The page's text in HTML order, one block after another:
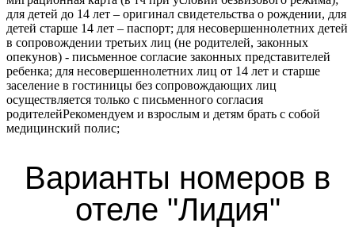
для детей до 14 лет – оригинал свидетельства о рождении, для
детей старше 14 лет – паспорт; для несовершеннолетних детей
в сопровождении третьих лиц (не родителей, законных
опекунов) - письменное согласие законных представителей
ребенка; для несовершеннолетних лиц от 14 лет и старше
заселение в гостиницы без сопровождающих лиц
осуществляется только с письменного согласия
родителейРекомендуем и взрослым и детям брать с собой
медицинский полис;
Варианты номеров в
отеле "Лидия"